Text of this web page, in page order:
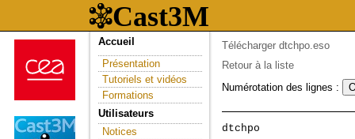
Accueil
Présentation
Tutoriels et vidéos
Formations
Utilisateurs
Notices
Télécharger dtchpo.eso
Retour à la liste
Numérotation des lignes :